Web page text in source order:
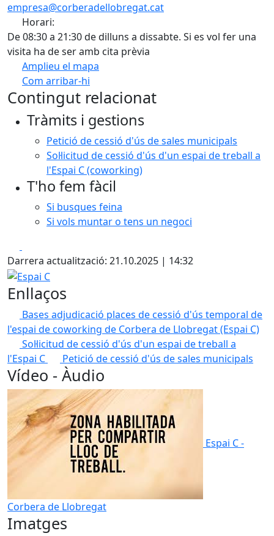
empresa@corberadellobregat.cat
Horari:
De 08:30 a 21:30 de dilluns a dissabte. Si es vol fer una
visita ha de ser amb cita prèvia
Amplieu el mapa
Com arribar-hi
+
Contingut relacionat
Tràmits i gestions
Petició de cessió d'ús de sales municipals
Sol·licitud de cessió d'ús d'un espai de treball a
l'Espai C (coworking)
T'ho fem fàcil
Si busques feina
Si vols muntar o tens un negoci
Darrera actualització: 21.10.2025 | 14:32
Espai C
Enllaços
Bases adjudicació places de cessió d'ús temporal de
l'espai de coworking de Corbera de Llobregat (Espai C)
Sol·licitud de cessió d'ús d'un espai de treball a
l'Espai C
Petició de cessió d'ús de sales municipals
Vídeo - Àudio
Espai C -
Corbera de Llobregat
Imatges